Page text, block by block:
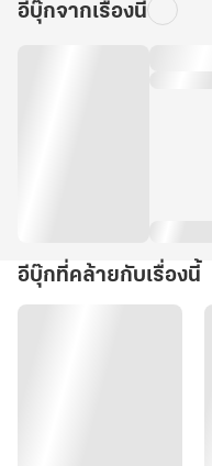
อีบุ๊กจากเรื่องนี้
อีบุ๊กที่คล้ายกับเรื่องนี้